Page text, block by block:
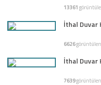
13361
İthal Duvar
6626
İthal Duvar
7639